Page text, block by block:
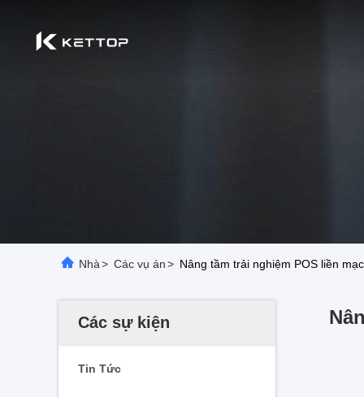
Nhà> Các vụ án> Nâng tầm trải nghiệm POS liền
Các sự kiện
Tin Tức